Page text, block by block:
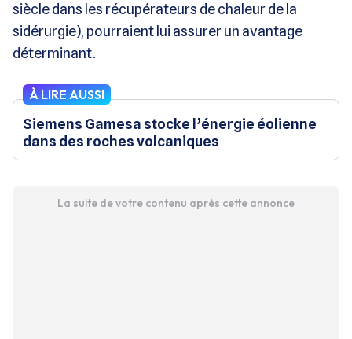
siècle dans les récupérateurs de chaleur de la
sidérurgie), pourraient lui assurer un avantage
déterminant.
À LIRE AUSSI
Siemens Gamesa stocke l’énergie éolienne
dans des roches volcaniques
La suite de votre contenu après cette annonce